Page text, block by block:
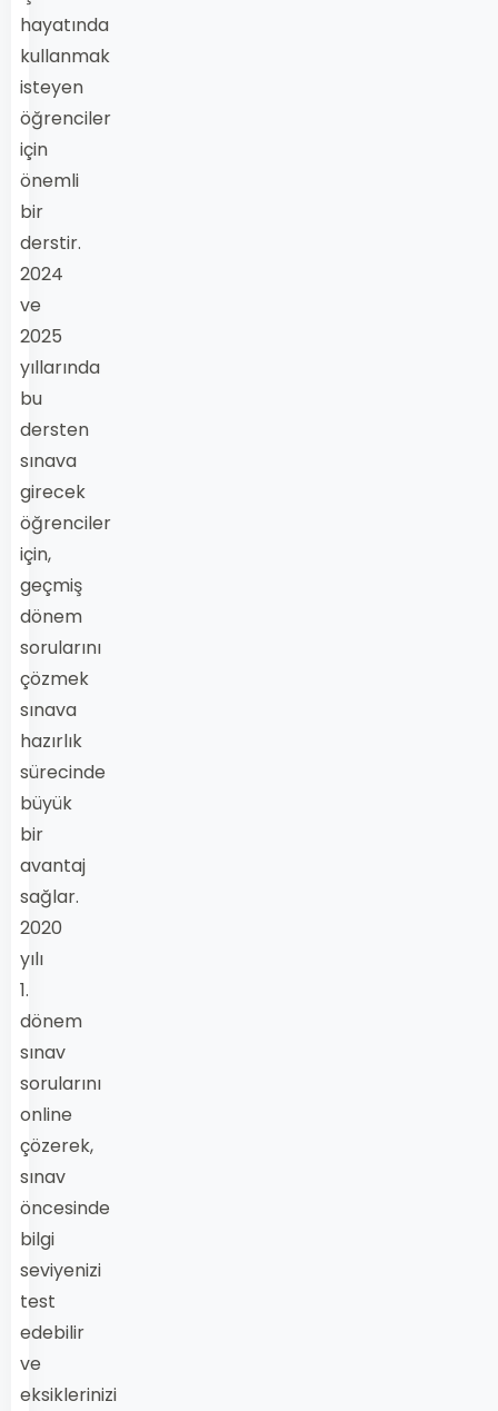
hayatında
kullanmak
isteyen
öğrenciler
için
önemli
bir
derstir.
2024
ve
2025
yıllarında
bu
dersten
sınava
girecek
öğrenciler
için,
geçmiş
dönem
sorularını
çözmek
sınava
hazırlık
sürecinde
büyük
bir
avantaj
sağlar.
2020
yılı
1.
dönem
sınav
sorularını
online
çözerek,
sınav
öncesinde
bilgi
seviyenizi
test
edebilir
ve
eksiklerinizi